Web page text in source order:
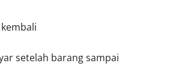
setelah barang sampai